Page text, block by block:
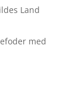
Land
med